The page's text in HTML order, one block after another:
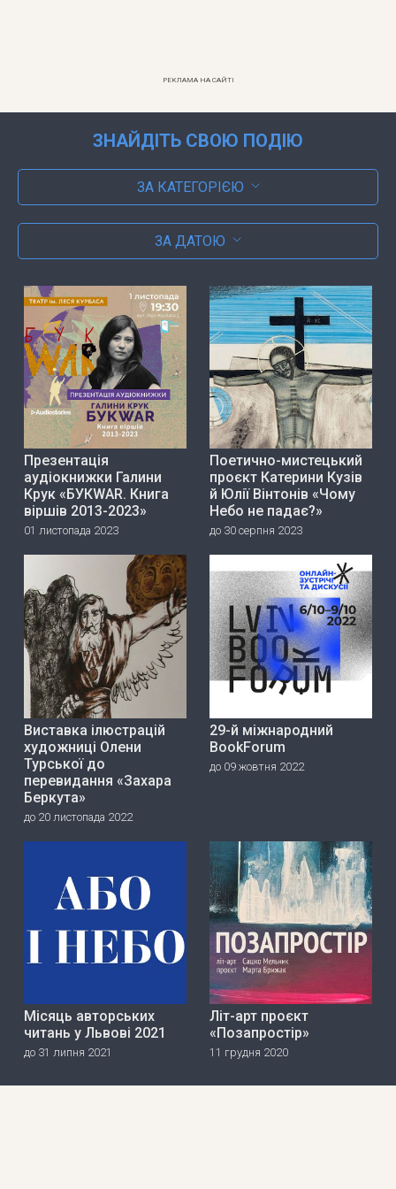
РЕКЛАМА НА САЙТІ
ЗНАЙДІТЬ СВОЮ ПОДІЮ
ЗА КАТЕГОРІЄЮ
ЗА ДАТОЮ
Презентація
аудіокнижки Галини
Крук «БУКWAR. Книга
віршів 2013-2023»
01 листопада 2023
Поетично-мистецький
проєкт Катерини Кузів
й Юлії Вінтонів «Чому
Небо не падає?»
до 30 серпня 2023
Виставка ілюстрацій
художниці Олени
Турської до
перевидання «Захара
Беркута»
до 20 листопада 2022
29-й міжнародний
BookForum
до 09 жовтня 2022
Місяць авторських
читань у Львові 2021
до 31 липня 2021
Літ-арт проєкт
«Позапростір»
11 грудня 2020